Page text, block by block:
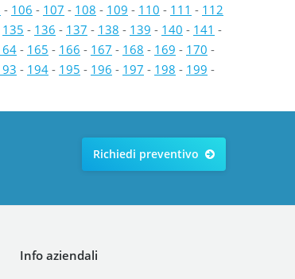
- 106 - 107 - 108 - 109 - 110 - 111 - 112
135 - 136 - 137 - 138 - 139 - 140 - 141 -
- 165 - 166 - 167 - 168 - 169 - 170 -
- 194 - 195 - 196 - 197 - 198 - 199 -
Richiedi preventivo
Info aziendali